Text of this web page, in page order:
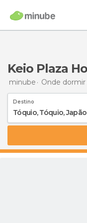
Keio Plaza
minube Onde
Destino